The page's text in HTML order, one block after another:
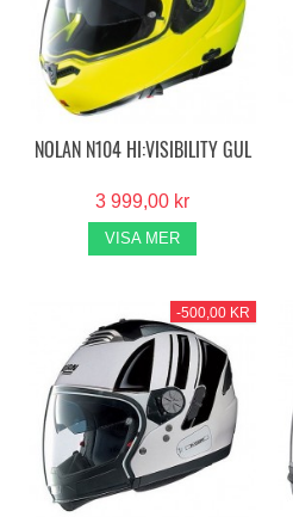
NOLAN N104 HI:VISIBILITY GUL
3 999,00 kr
VISA MER
-500,00 KR